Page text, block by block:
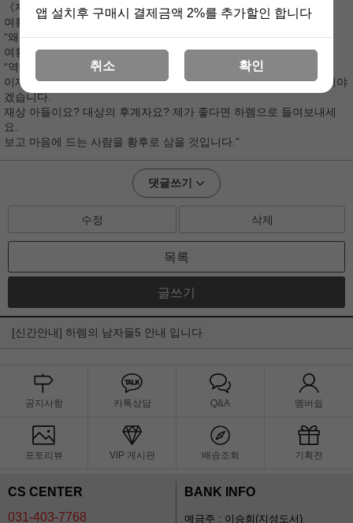
《재혼 황후》의 명성을 잇는 알파타르트 작가의 역작!
여황제 라틸과 남자 후궁이 펼치는 궁중로판 《하렘의 남자들》
“왜 저는 한 남자와만 결혼해야 합니까?”
여황제, 제국 최초의 하렘을 선언하다!
“역대 선황들께선 후궁을 최소 다섯 명, 평균 열다섯 명 두었습니다.
이제 제가 황제가 되었으니, 저도 최소 다섯 명 이상은 후궁으로 두어야
겠습니다.
재상 아들이요? 대상의 후계자요? 제가 좋다면 하렘으로 들여보내세
요.
보고 마음에 드는 사람을 황후로 삼을 것입니다.”
댓글쓰기
수정 삭제
목록
글쓰기
[신간안내] 하렘의 남자들5 안내 입니다
공지사항 카톡상담 Q&A 멤버쉽
포토리뷰 VIP 게시판 배송조회 기획전
CS CENTER
031-403-7768
BANK INFO
예금주 : 이승희(지성도서)
앱 설치후 구매시 결제금액 2%를 추가할인 합니다
취소 확인